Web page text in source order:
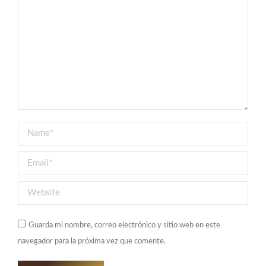
Name *
Email *
Website
Guarda mi nombre, correo electrónico y sitio web en este
navegador para la próxima vez que comente.